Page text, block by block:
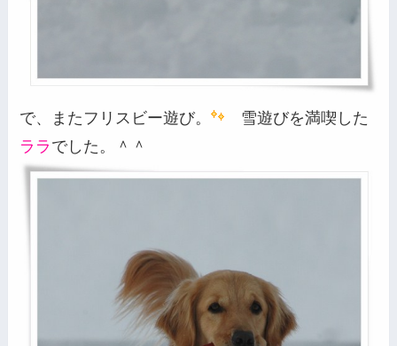
で、またフリスビー遊び。
雪遊びを満喫した
ララ でした。＾＾